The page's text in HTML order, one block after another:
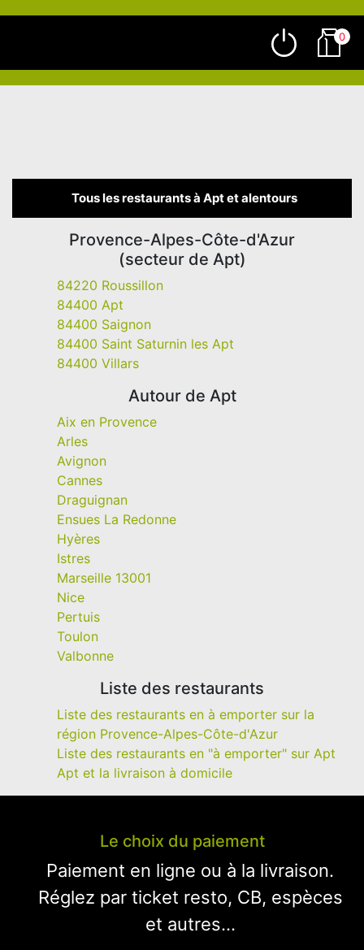
0
Tous les restaurants à Apt et alentours
Provence-Alpes-Côte-d'Azur
(secteur de Apt)
84220 Roussillon
84400 Apt
84400 Saignon
84400 Saint Saturnin les Apt
84400 Villars
Autour de Apt
Aix en Provence
Arles
Avignon
Cannes
Draguignan
Ensues La Redonne
Hyères
Istres
Marseille 13001
Nice
Pertuis
Toulon
Valbonne
Liste des restaurants
Liste des restaurants en à emporter sur la
région Provence-Alpes-Côte-d'Azur
Liste des restaurants en "à emporter" sur Apt
Apt et la livraison à domicile
Le choix du paiement
Paiement en ligne ou à la livraison.
Réglez par ticket resto, CB, espèces
et autres...